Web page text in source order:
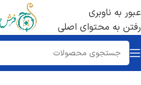
عبور به ناوبری
رفتن به محتوای اصلی
خانه/رنگ